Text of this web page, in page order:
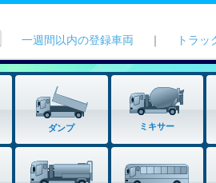
一週間以内の登録車両 ｜ トラッ
ダンプ ミキサー